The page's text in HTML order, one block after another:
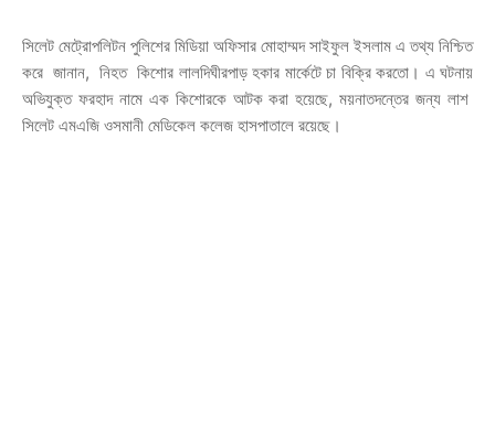
সিলেট মেট্রোপলিটন পুলিশের মিডিয়া অফিসার মোহাম্মদ সাইফুল ইসলাম এ তথ্য নিশ্চিত
করে জানান, নিহত কিশোর লালদিঘীরপাড় হকার মার্কেটে চা বিক্রি করতো। এ ঘটনায়
অভিযুক্ত ফরহাদ নামে এক কিশোরকে আটক করা হয়েছে, ময়নাতদন্তের জন্য লাশ
সিলেট এমএজি ওসমানী মেডিকেল কলেজ হাসপাতালে রয়েছে।